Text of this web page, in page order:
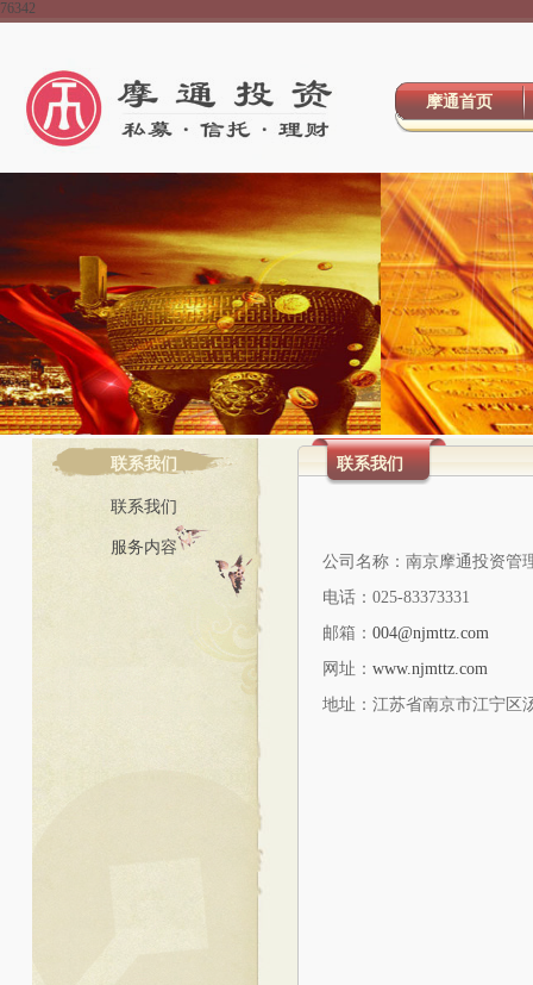
76342
摩通首页
联系我们
联系我们
服务内容
联系我们
公司名称：南京摩通投资管
电话：025-83373331
邮箱： 004@njmttz.com
网址： www.njmttz.com
地址：江苏省南京市江宁区